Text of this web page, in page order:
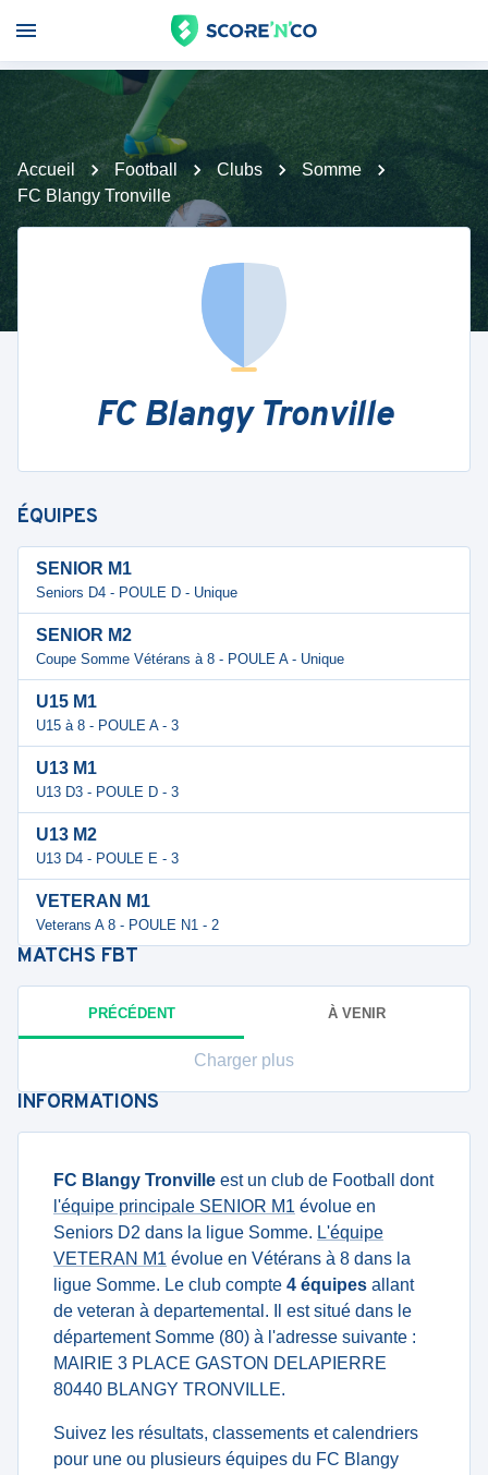
Accueil Football Clubs
Somme
FC Blangy Tronville
FC Blangy Tronville
ÉQUIPES
SENIOR M1
Seniors D4 - POULE D - Unique
SENIOR M2
Coupe Somme Vétérans à 8 - POULE A - Unique
U15 M1
U15 à 8 - POULE A - 3
U13 M1
U13 D3 - POULE D - 3
U13 M2
U13 D4 - POULE E - 3
VETERAN M1
Veterans A 8 - POULE N1 - 2
MATCHS FBT
PRÉCÉDENT À VENIR
Charger plus
INFORMATIONS
FC Blangy Tronville est un club de Football dont
l'équipe principale SENIOR M1 évolue en
Seniors D2 dans la ligue Somme. L'équipe
VETERAN M1 évolue en Vétérans à 8 dans la
ligue Somme. Le club compte 4 équipes allant
de veteran à departemental. Il est situé dans le
département Somme (80) à l'adresse suivante :
MAIRIE 3 PLACE GASTON DELAPIERRE
80440 BLANGY TRONVILLE.
Suivez les résultats, classements et calendriers
pour une ou plusieurs équipes du FC Blangy